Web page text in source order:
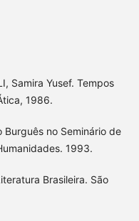
Samira Yusef. Tempos
1986.
Burguês no Seminário de
1993.
Brasileira. São